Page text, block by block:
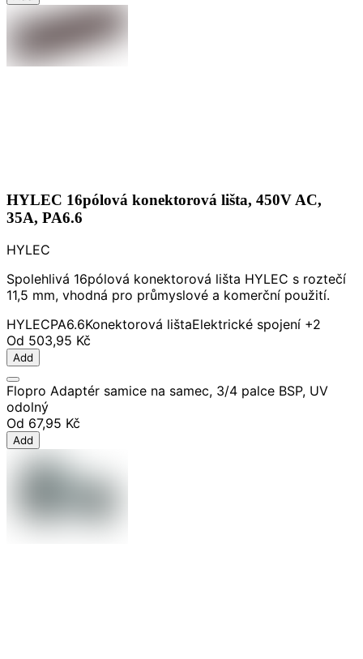
HYLEC 16pólová konektorová lišta, 450V AC,
35A, PA6.6
HYLEC
Spolehlivá 16pólová konektorová lišta HYLEC s roztečí
11,5 mm, vhodná pro průmyslové a komerční použití.
HYLECPA6.6Konektorová lištaElektrické spojení +2
Od 503,95 Kč
Add
Flopro Adaptér samice na samec, 3/4 palce BSP, UV
odolný
Od 67,95 Kč
Add